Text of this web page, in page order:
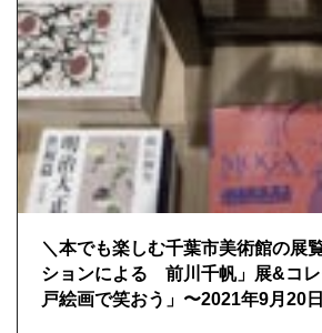
＼本でも楽しむ千葉市美術館の展
ションによる 前川千帆」展&コ
戸絵画で笑おう」〜2021年9月20